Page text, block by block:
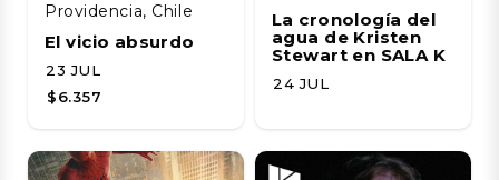
Providencia, Chile
El vicio absurdo
23 JUL
$6.357
La cronología del
agua de Kristen
Stewart en SALA K
24 JUL